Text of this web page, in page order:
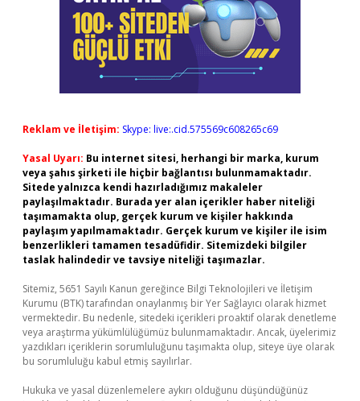
Reklam ve İletişim: Skype: live:.cid.575569c608265c69
Yasal Uyarı: Bu internet sitesi, herhangi bir marka, kurum
veya şahıs şirketi ile hiçbir bağlantısı bulunmamaktadır.
Sitede yalnızca kendi hazırladığımız makaleler
paylaşılmaktadır. Burada yer alan içerikler haber niteliği
taşımamakta olup, gerçek kurum ve kişiler hakkında
paylaşım yapılmamaktadır. Gerçek kurum ve kişiler ile isim
benzerlikleri tamamen tesadüfidir. Sitemizdeki bilgiler
taslak halindedir ve tavsiye niteliği taşımazlar.
Sitemiz, 5651 Sayılı Kanun gereğince Bilgi Teknolojileri ve İletişim
Kurumu (BTK) tarafından onaylanmış bir Yer Sağlayıcı olarak hizmet
vermektedir. Bu nedenle, sitedeki içerikleri proaktif olarak denetleme
veya araştırma yükümlülüğümüz bulunmamaktadır. Ancak, üyelerimiz
yazdıkları içeriklerin sorumluluğunu taşımakta olup, siteye üye olarak
bu sorumluluğu kabul etmiş sayılırlar.
Hukuka ve yasal düzenlemelere aykırı olduğunu düşündüğünüz